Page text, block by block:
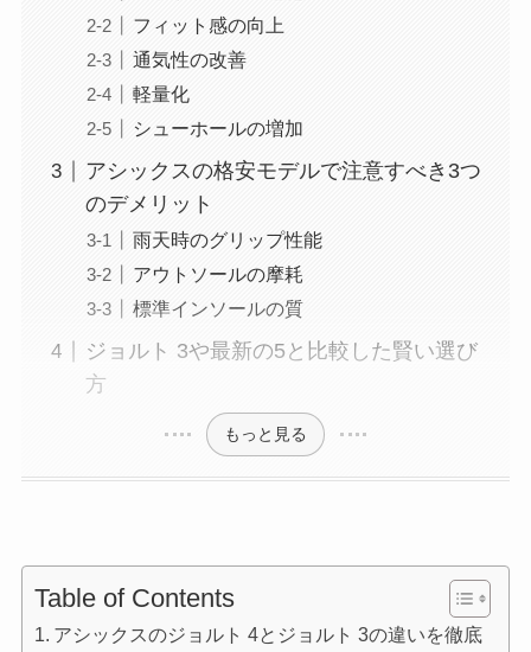
フィット感の向上
通気性の改善
軽量化
シューホールの増加
アシックスの格安モデルで注意すべき3つ
のデメリット
雨天時のグリップ性能
アウトソールの摩耗
標準インソールの質
ジョルト 3や最新の5と比較した賢い選び
方
もっと見る
Table of Contents
アシックスのジョルト 4とジョルト 3の違いを徹底